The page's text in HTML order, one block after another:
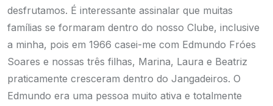
desfrutamos. É interessante assinalar que muitas
famílias se formaram dentro do nosso Clube, inclusive
a minha, pois em 1966 casei-me com Edmundo Fróes
Soares e nossas três filhas, Marina, Laura e Beatriz
praticamente cresceram dentro do Jangadeiros. O
Edmundo era uma pessoa muito ativa e totalmente